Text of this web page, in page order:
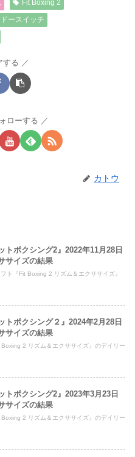
Fit Boxing 2
ースイッチ
する
ローする
カトウ
トボクシング2』2022年11月28日
サイズの結果
ト『Fit Boxing 2 リズム＆エクササイズ』
トボクシング２』2024年2月28日
サイズの結果
2 リズム＆エクササイズ』のデイリー
トボクシング2』2023年3月23日
サイズの結果
2 リズム＆エクササイズ』のデイリー